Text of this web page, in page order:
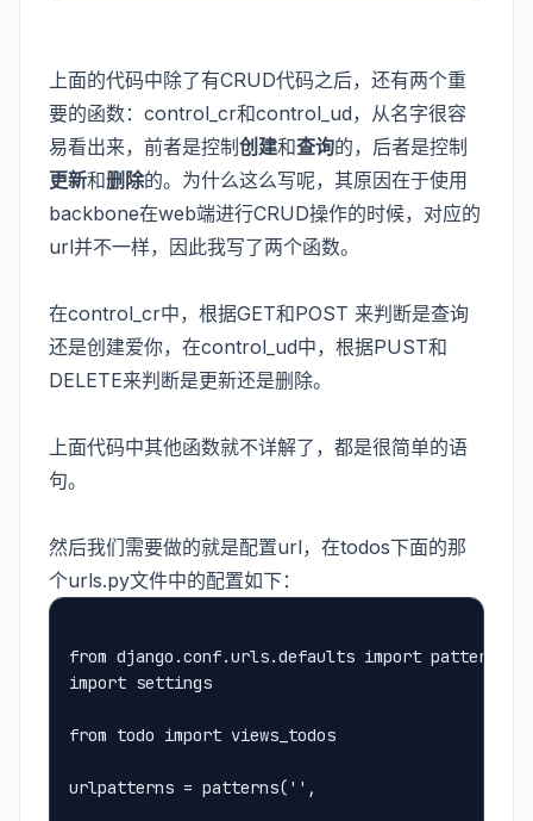
上面的代码中除了有CRUD代码之后，还有两个重
要的函数：control_cr和control_ud，从名字很容
易看出来，前者是控制 创建和查询的，后者是控制
更新和删除的。为什么这么写呢，其原因在于使用
backbone在web端进行CRUD操作的时候，对应的
url并不一样，因此我写了两个函数。
在control_cr中，根据GET和POST 来判断是查询
还是创建爱你，在control_ud中，根据PUST和
DELETE来判断是更新还是删除。
上面代码中其他函数就不详解了，都是很简单的语
句。
然后我们需要做的就是配置url，在todos下面的那
个urls.py文件中的配置如下：
from django.conf.urls.defaults import patterns,
import settings
from todo import views_todos
urlpatterns = patterns('',